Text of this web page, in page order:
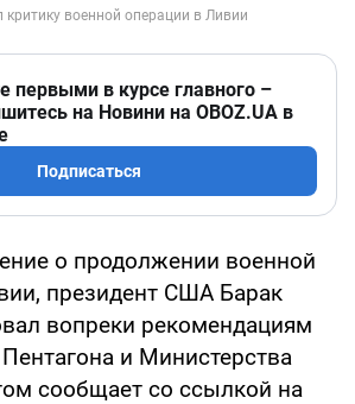
первыми в курсе главного –
на Новини на OBOZ.UA в
Подписаться
о продолжении военной
президент США Барак
вопреки рекомендациям
и Министерства
сообщает со ссылкой на